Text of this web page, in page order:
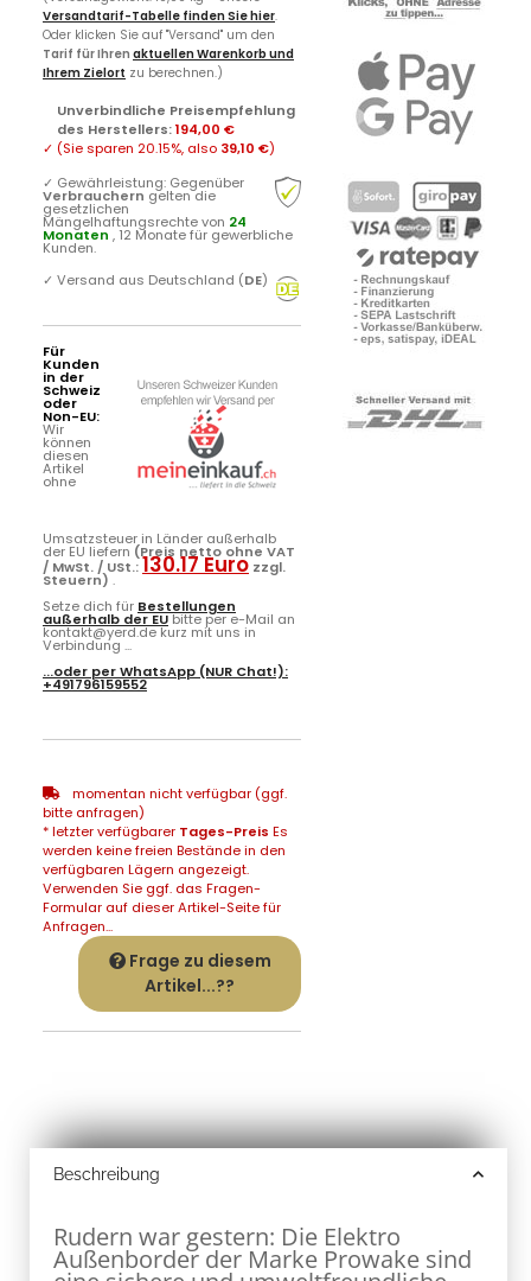
Versandtarif-Tabelle finden Sie hier.
Oder klicken Sie auf "Versand" um den
Tarif für Ihren aktuellen Warenkorb und
Ihrem Zielort zu berechnen.)
Unverbindliche Preisempfehlung
des Herstellers:194,00 €
✓ (Sie sparen 20.15%, also 39,10 €)
✓ Gewährleistung: Gegenüber
Verbrauchern gelten die
gesetzlichen
Mängelhaftungsrechte von 24
Monaten , 12 Monate für gewerbliche
Kunden.
✓ Versand aus Deutschland (DE)
Für
Kunden
in der
Schweiz
oder
Non-EU:
Wir
können
diesen
Artikel
ohne
Umsatzsteuer in Länder außerhalb
der EU liefern (Preis netto ohne VAT
/ MwSt. / USt.:130.17 Euro zzgl.
Steuern) .
Setze dich für Bestellungen
außerhalb der EUbitte per e-Mail an
kontakt@yerd.de kurz mit uns in
Verbindung ...
...oder perWhatsApp (NUR Chat!):
+491796159552
momentan nicht verfügbar (ggf.
bitte anfragen)
* letzter verfügbarer Tages-Preis Es
werden keine freien Bestände in den
verfügbaren Lägern angezeigt.
Verwenden Sie ggf. das Fragen-
Formular auf dieser Artikel-Seite für
Anfragen...
Frage zu diesem
Artikel...??
Beschreibung
Rudern war gestern: Die Elektro
Außenborder der Marke Prowake sind